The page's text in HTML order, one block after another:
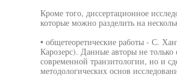
Кроме того, диссертационное
которые можно разделить на
• общетеоретические работы - С.
Карозерс). Данные авторы не только
современной транзитологии, но и
методологических основ